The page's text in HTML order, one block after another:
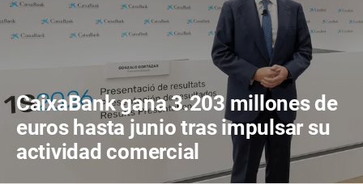
CaixaBank gana 3.203 millones de
euros hasta junio tras impulsar su
actividad comercial